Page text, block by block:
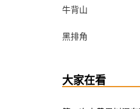
牛背山
黑排角
大家在看